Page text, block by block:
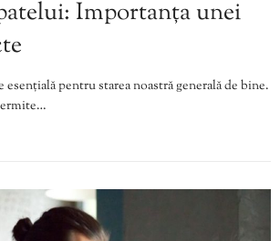
Importanța unei
esențială pentru starea noastră generală de bine.